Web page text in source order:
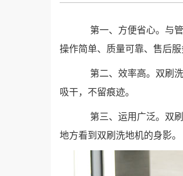
第一、方便省心。与
操作简单、质量可靠、售后服
第二、效率高。双刷
吸干，不留痕迹。
第三、运用广泛。双
地方看到双刷洗地机的身影。